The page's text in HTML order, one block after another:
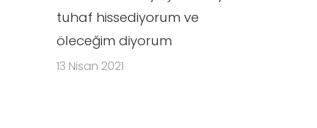
tuhaf hissediyorum ve
öleceğim diyorum
13 Nisan 2021